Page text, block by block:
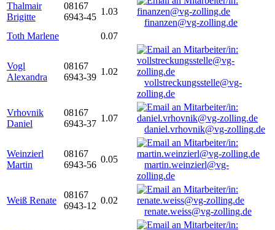
Thalmair
Brigitte
08167
6943-45
1.03
finanzen@vg-zolling.de
Toth Marlene
0.07
Vogl
Alexandra
08167
6943-39
1.02
vollstreckungsstelle@vg-
zolling.de
Vrhovnik
Daniel
08167
6943-37
1.07
daniel.vrhovnik@vg-zolling.de
Weinzierl
Martin
08167
6943-56
0.05
martin.weinzierl@vg-
zolling.de
Weiß Renate
08167
6943-12
0.02
renate.weiss@vg-zolling.de